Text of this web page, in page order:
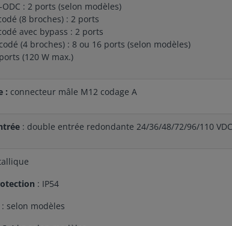
ODC : 2 ports (selon modèles)
(8 broches) : 2 ports
avec bypass : 2 ports
(4 broches) : 8 ou 16 ports (selon modèles)
(120 W max.)
: connecteur mâle M12 codage A
: double entrée redondante 24/36/48/72/96/110 VDC
: IP54
: selon modèles